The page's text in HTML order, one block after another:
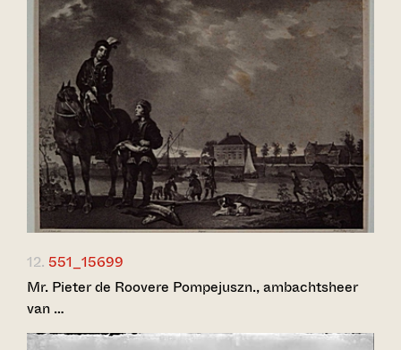
12. 551_15699
Mr. Pieter de Roovere Pompejuszn., ambachtsheer
van …